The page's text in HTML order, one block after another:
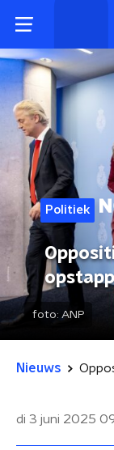
Politiek
foto: ANP
Nieuws
di 3 juni 2025